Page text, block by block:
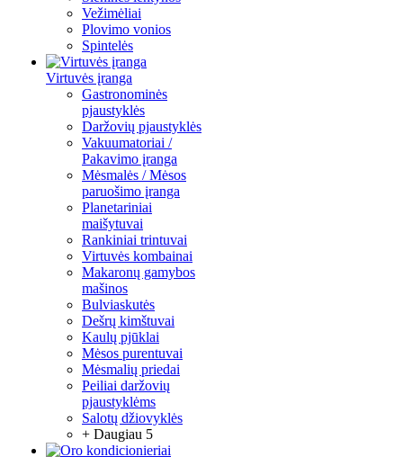
Vežimėliai
Plovimo vonios
Spintelės
Virtuvės įranga
Gastronominės
pjaustyklės
Daržovių pjaustyklės
Vakuumatoriai /
Pakavimo įranga
Mėsmalės / Mėsos
paruošimo įranga
Planetariniai
maišytuvai
Rankiniai trintuvai
Virtuvės kombainai
Makaronų gamybos
mašinos
Bulviaskutės
Dešrų kimštuvai
Kaulų pjūklai
Mėsos purentuvai
Mėsmalių priedai
Peiliai daržovių
pjaustyklėms
Salotų džiovyklės
+ Daugiau 5